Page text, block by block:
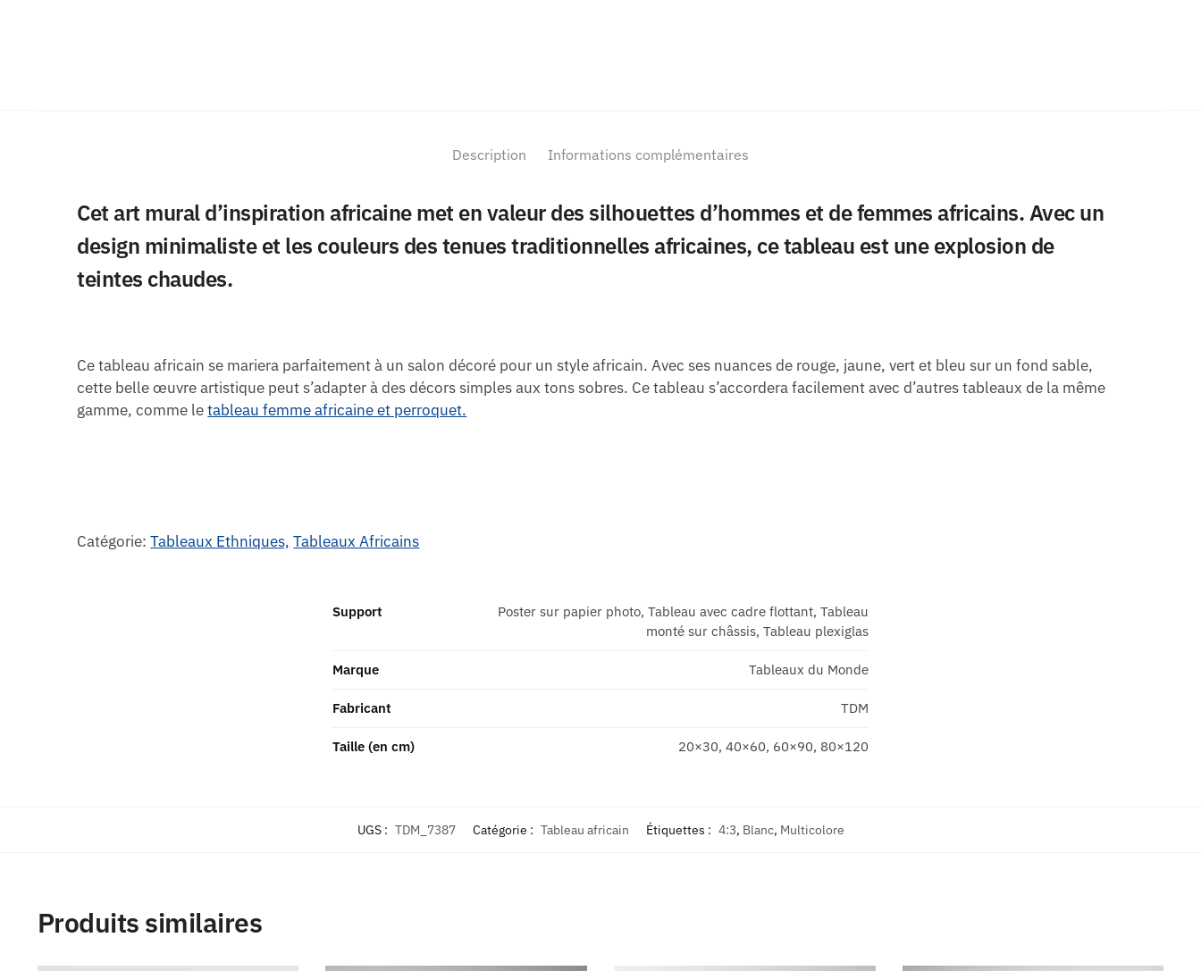
Description Informations complémentaires
Cet art mural d’inspiration africaine met en valeur des silhouettes d’hommes et de femmes africains. Avec un
design minimaliste et les couleurs des tenues traditionnelles africaines, ce tableau est une explosion de
teintes chaudes.
Ce tableau africain se mariera parfaitement à un salon décoré pour un style africain. Avec ses nuances de rouge, jaune, vert et bleu sur un fond sable,
cette belle œuvre artistique peut s’adapter à des décors simples aux tons sobres. Ce tableau s’accordera facilement avec d’autres tableaux de la même
gamme, comme letableau femme africaine et perroquet.
Catégorie:Tableaux Ethniques, Tableaux Africains
Support
Poster sur papier photo, Tableau avec cadre flottant, Tableau
monté sur châssis, Tableau plexiglas
Marque Tableaux du Monde
Fabricant TDM
Taille (en cm) 20×30, 40×60, 60×90, 80×120
UGS : TDM_7387 Catégorie : Tableau africain Étiquettes : 4:3, Blanc, Multicolore
Produits similaires